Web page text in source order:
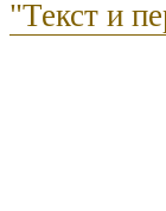
"Текст и